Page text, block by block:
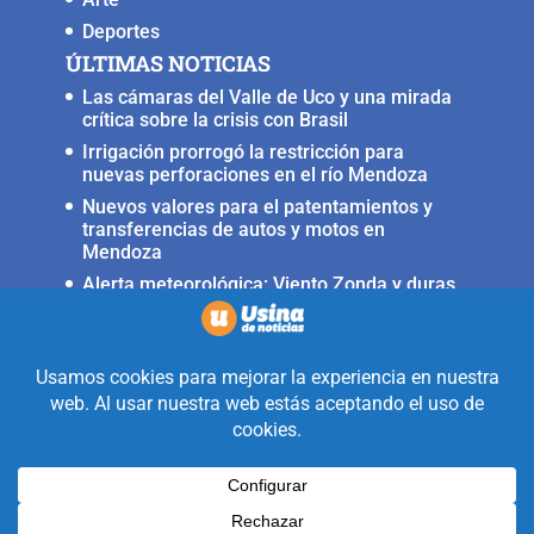
Deportes
ÚLTIMAS NOTICIAS
Las cámaras del Valle de Uco y una mirada
crítica sobre la crisis con Brasil
Irrigación prorrogó la restricción para
nuevas perforaciones en el río Mendoza
Nuevos valores para el patentamientos y
transferencias de autos y motos en
Mendoza
Alerta meteorológica: Viento Zonda y duras
condiciones en alta montaña
Fuerte terremoto muy cerca del Valle de
Realizado con la mirada equidistante de
alguien a quién solo le interesa
informar que ocurre en Valle de Uco.